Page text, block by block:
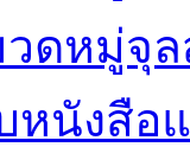
ดหมู่จุ
หนังสือ